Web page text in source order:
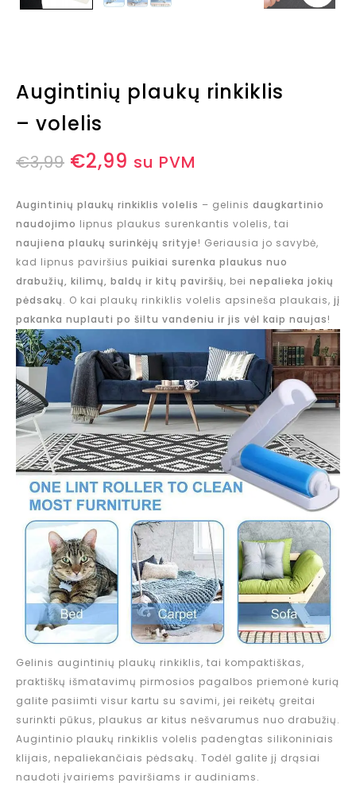
Augintinių plaukų rinkiklis
– volelis
€3,99 €2,99 su PVM
Augintinių plaukų rinkiklis volelis – gelinis daugkartinio
naudojimo lipnus plaukus surenkantis volelis, tai
naujiena plaukų surinkėjų srityje! Geriausia jo savybė,
kad lipnus paviršius puikiai surenka plaukus nuo
drabužių, kilimų, baldų ir kitų paviršių, bei nepalieka jokių
pėdsakų. O kai plaukų rinkiklis volelis apsineša plaukais, jį
pakanka nuplauti po šiltu vandeniu ir jis vėl kaip naujas!
Gelinis augintinių plaukų rinkiklis, tai kompaktiškas,
praktiškų išmatavimų pirmosios pagalbos priemonė kurią
galite pasiimti visur kartu su savimi, jei reikėtų greitai
surinkti pūkus, plaukus ar kitus nešvarumus nuo drabužių.
Augintinio plaukų rinkiklis volelis padengtas silikoniniais
klijais, nepaliekančiais pėdsakų. Todėl galite jį drąsiai
naudoti įvairiems paviršiams ir audiniams.